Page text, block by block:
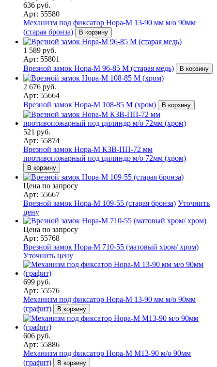
636 руб.
Арт: 55580
Механизм под фиксатор Нора-М 13-90 мм м/о 90мм
(старая бронза)
В корзину
1 589 руб.
Арт: 55801
Врезной замок Нора-М 96-85 M (старая медь)
В корзину
2 676 руб.
Арт: 55664
Врезной замок Нора-М 108-85 М (хром)
В корзину
521 руб.
Арт: 55874
Врезной замок Нора-М КЗВ-ПП-72 мм
противопожарный под цилиндр м/о 72мм (хром)
В корзину
Цена по запросу
Арт: 55667
Врезной замок Нора-М 109-55 (старая бронза) Уточнить
цену
Цена по запросу
Арт: 55768
Врезной замок Нора-М 710-55 (матовый хром/ хром)
Уточнить цену
699 руб.
Арт: 55576
Механизм под фиксатор Нора-М 13-90 мм м/о 90мм
(графит)
В корзину
606 руб.
Арт: 55886
Механизм под фиксатор Нора-М М13-90 м/о 90мм
(графит)
В корзину